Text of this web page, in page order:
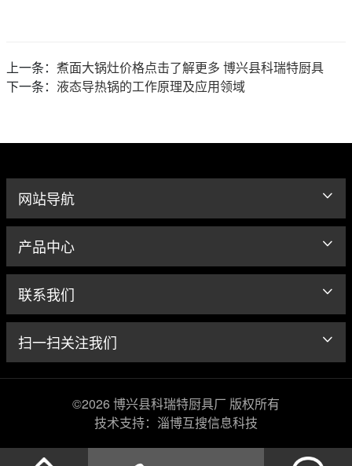
上一条： 煮面大锅灶价格点击了解更多 博兴县科瑞特厨具
下一条： 液态导热锅的工作原理及应用领域
网站导航
产品中心
联系我们
扫一扫关注我们
©2026 博兴县科瑞特厨具厂 版权所有
技术支持：淄博互搜信息科技